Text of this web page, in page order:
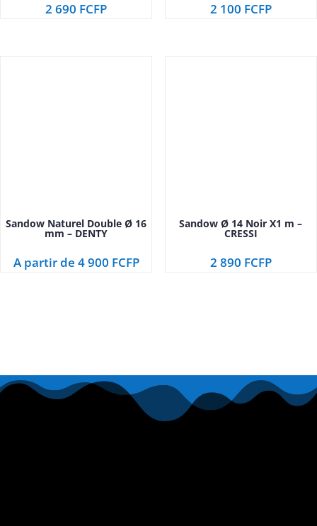
2 690 FCFP 2 100 FCFP
Sandow Naturel Double Ø 16
mm – DENTY
A partir de 4 900 FCFP
Sandow Ø 14 Noir X1 m –
CRESSI
2 890 FCFP